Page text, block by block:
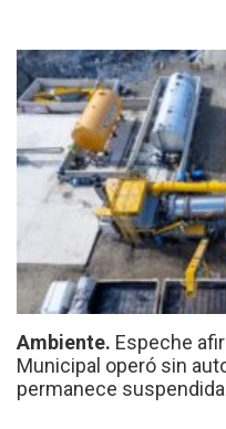
Ambiente. Espeche
Municipal operó sin
permanece suspendida